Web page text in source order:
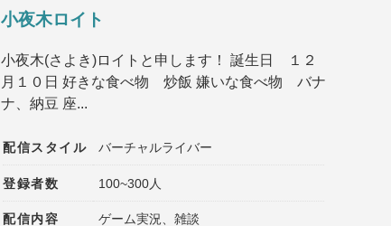
小夜木ロイト
小夜木(さよき)ロイトと申します！ 誕生日 １２
月１０日 好きな食べ物 炒飯 嫌いな食べ物 バナ
ナ、納豆 座...
配信スタイル バーチャルライバー
登録者数 100~300人
配信内容 ゲーム実況、雑談